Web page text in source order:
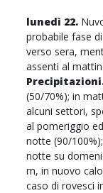
lunedì 22.
probabile fase
verso sera,
assenti al
(50/70%); in
alcuni settori,
al pomeriggio
notte (90/
notte su
m, in nuovo
caso di rovesci